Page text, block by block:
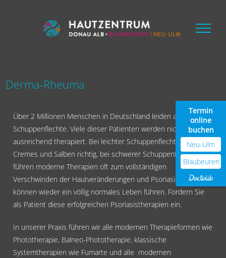
Termin
online
buchen
Neu-Ulm
Blaubeuren
Derma-Rheuma
Über 2 Millionen Menschen in Deutschland leiden an
Schuppenflechte. Viele dieser Patienten werden nicht
ausreichend therapiert. Bei leichter Schuppenflechte sind
Cremes und Salben richtig, bei schwerer Schuppenflechte
führen moderne Therapien oft zum vollständigen
Verschwinden der Hautveränderungen und Psoriasis-Patienten
können wieder ein völlig normales Leben führen. Fordern Sie
als Patient diese erfolgreichen Psoriasistherapien ein.
In unserer Praxis führen wir alle modernen Therapieformen wie
Phototherapie, Balneo-Phototherapie, klassische
Systemtherapien wie Fumarte und alle modernen